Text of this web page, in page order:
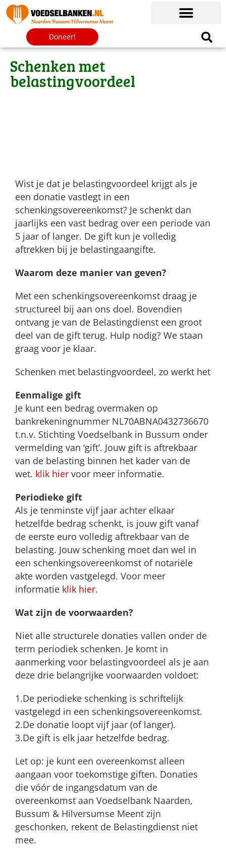
Doneer!
Schenken met
belastingvoordeel
Wist je dat je belastingvoordeel krijgt als je
een donatie vastlegt in een
schenkingsovereenkomst? Je schenkt dan
jaarlijks een vast bedrag over een periode van
5 jaar of langer. De gift kun je volledig
aftrekken bij je belastingaangifte.
Waarom deze manier van geven?
Met een schenkingsovereenkomst draag je
structureel bij aan ons doel. Bovendien
ontvang je van de Belastingdienst een groot
deel van de gift terug. Hulp nodig? We staan
graag voor je klaar.
Schenken met belastingvoordeel, zo werkt het
Eenmalige gift
Je kunt een bedrag overmaken op
bankrekeningnummer NL70ABNA0432736670
t.n.v. Stichting Voedselbank in Bussum onder
vermelding van ‘gift’. Jouw gift is aftrekbaar
van de belasting binnen het kader van de
wet. klik hier voor meer informatie.
Periodieke gift
Als je tenminste vijf jaar achter elkaar
hetzelfde bedrag schenkt, is jouw gift vanaf
de eerste euro volledig aftrekbaar van de
belasting. Jouw schenking moet dan wel in
een schenkingsovereenkomst of notariële
akte worden vastgelegd. Voor meer
informatie klik hier.
Wat zijn de voorwaarden?
Niet alle structurele donaties vallen onder de
term periodiek schenken. Je komt in
aanmerking voor belastingvoordeel als je aan
deze drie belangrijke voorwaarden voldoet:
1.De periodieke schenking is schriftelijk
vastgelegd in een schenkingsovereenkomst.
2.De donatie loopt vijf jaar (of langer).
3.De gift is elk jaar hetzelfde bedrag.
Let op: je kunt een overeenkomst alleen
aangaan voor toekomstige giften. Donaties
die vóór de ingangsdatum van de
overeenkomst aan Voedselbank Naarden,
Bussum & Hilversumse Meent zijn
geschonken, rekent de Belastingdienst niet
mee.